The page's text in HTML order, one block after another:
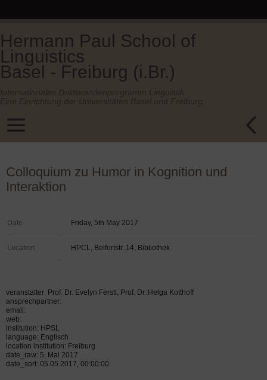
Hermann Paul School of
Linguistics
Basel - Freiburg (i.Br.)
Colloquium zu Humor in Kognition und
Interaktion
Date Friday, 5th May 2017
Location HPCL, Belfortstr. 14, Bibliothek
veranstalter: Prof. Dr. Evelyn Ferstl, Prof. Dr. Helga Kotthoff
ansprechpartner:
email:
web:
institution: HPSL
language: Englisch
location institution: Freiburg
date_raw: 5. Mai 2017
date_sort: 05.05.2017, 00:00:00